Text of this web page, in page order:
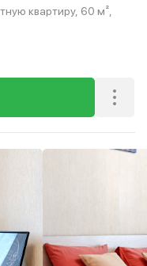
квартиру, 60 м²,